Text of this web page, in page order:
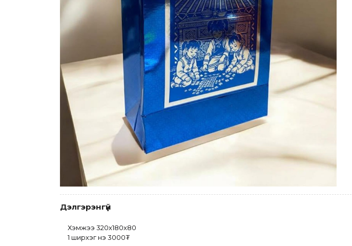
Дэлгэрэнгүй
Хэмжээ 320x180x80
1 ширхэг үнэ 3000₮